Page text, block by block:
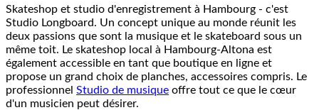
Skateshop et studio d'enregistrement à Hambourg - c'est
Studio Longboard. Un concept unique au monde réunit les
deux passions que sont la musique et le skateboard sous un
même toit. Le skateshop local à Hambourg-Altona est
également accessible en tant que boutique en ligne et
propose un grand choix de planches, accessoires compris. Le
professionnel Studio de musique offre tout ce que le cœur
d'un musicien peut désirer.